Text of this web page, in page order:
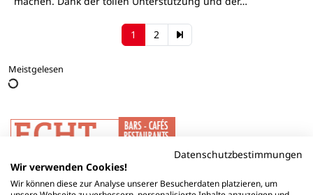
1 2
Meistgelesen
Datenschutzbestimmungen
Wir verwenden Cookies!
Wir können diese zur Analyse unserer Besucherdaten platzieren, um